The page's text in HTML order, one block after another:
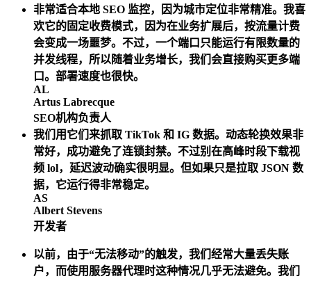
非常适合本地 SEO 监控，因为城市定位非常精准。我喜
欢它的固定收费模式，因为在业务扩展后，按流量计费
会变成一场噩梦。不过，一个端口只能运行有限数量的
并发线程，所以随着业务增长，我们会直接购买更多端
口。部署速度也很快。
AL
Artus Labrecque
SEO机构负责人
我们用它们来抓取 TikTok 和 IG 数据。动态轮换效果非
常好，成功避免了连锁封禁。不过别在高峰时段下载视
频 lol，延迟波动确实很明显。但如果只是拉取 JSON 数
据，它运行得非常稳定。
AS
Albert Stevens
开发者
以前，由于“无法移动”的触发，我们经常大量丢失账
户，而使用服务器代理时这种情况几乎无法避免。我们